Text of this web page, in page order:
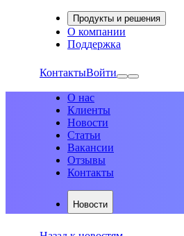
Продукты и решения
О компании
Поддержка
КонтактыВойти
О нас
Клиенты
Новости
Статьи
Вакансии
Отзывы
Контакты
Новости